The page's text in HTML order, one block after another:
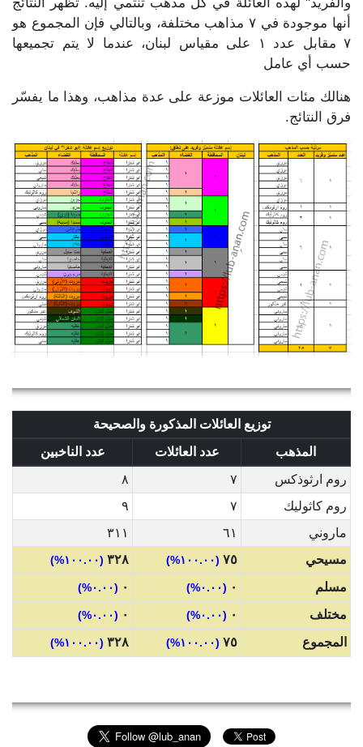
أنها موجودة في ٧ مذاهب مختلفة، وبالتالي فإن المجموع هو
٧ مقابل عدد ١ على مقياس لبنان، عندما لا يتم تجميعها
حسب أي عامل
هنالك مئات العائلات موزعة على عدة مذاهب، وهذا ما يفسّر
فرق النتائج.
توزيع العائلات المذكورة والصحيحة
المذهب
عدد العائلات
عدد الناخبين
روم ارثوذكس
٧
٨
روم كاثوليك
٧
٩
ماروني
٦١
٣١١
مسيحي
٧٥ (١٠٠.٠٠%) ٣٢٨ (١٠٠.٠٠%)
مسلم ٠ (٠.٠٠%) ٠ (٠.٠٠%)
مختلف ٠ (٠.٠٠%) ٠ (٠.٠٠%)
المجموع ٧٥ (١٠٠.٠٠%) ٣٢٨ (١٠٠.٠٠%)